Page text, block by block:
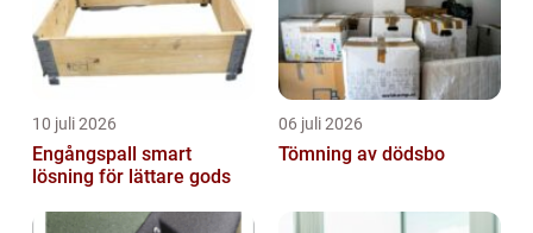
10 juli 2026
Engångspall smart
lösning för lättare gods
06 juli 2026
Tömning av dödsbo